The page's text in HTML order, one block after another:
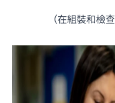
（在組裝和檢